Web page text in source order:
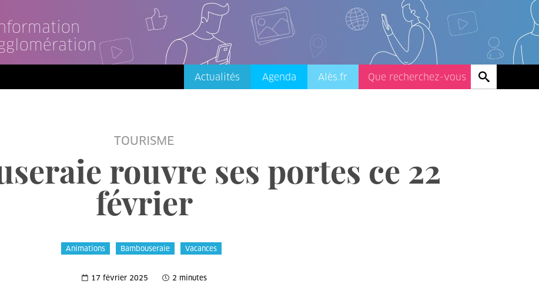
Actualités Agenda Alès.fr
TOURISME
rouvre ses portes ce 22
février
Animations Bambouseraie Vacances
17 février 2025 2 minutes